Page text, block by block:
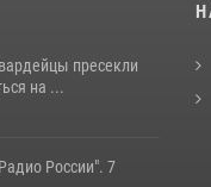
пресекли
на ...
России". 7